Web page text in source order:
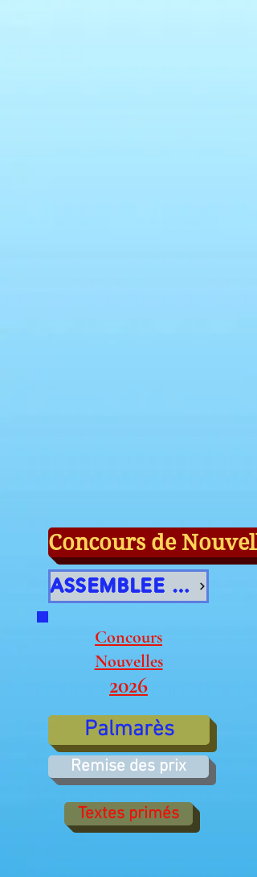
Concours de
ASSEMBLEE GENERALE 2025
Concours
Nouvelles
2026
Palmarès
Remise des prix
Textes primés